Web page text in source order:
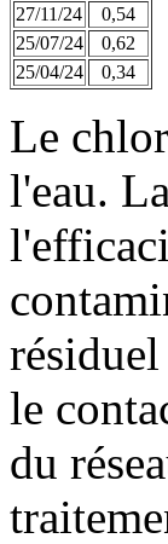
27/11/24
0,54
25/07/24
0,62
25/04/24
0,34
Le
l'eau.
le
du